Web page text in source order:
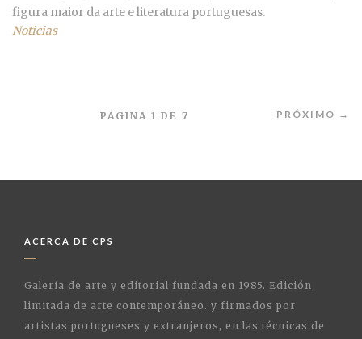
figura maior da arte e literatura portuguesas.
Noticias
PÁGINA 1 DE 7 PRÓXIMO →
ACERCA DE CPS
Galería de arte y editorial fundada en 1985. Edición
limitada de arte contemporáneo. y firmados por
artistas portugueses y extranjeros, en las técnicas de